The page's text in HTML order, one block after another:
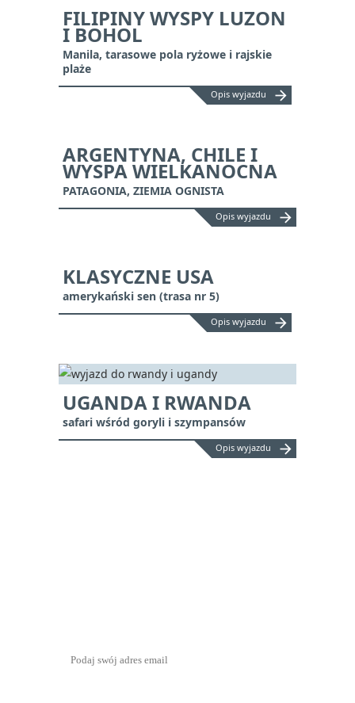
FILIPINY WYSPY LUZON
I BOHOL
Manila, tarasowe pola ryżowe i rajskie
plaże
Opis wyjazdu arrow_forward
ARGENTYNA, CHILE I
WYSPA WIELKANOCNA
PATAGONIA, ZIEMIA OGNISTA
Opis wyjazdu arrow_forward
KLASYCZNE USA
amerykański sen (trasa nr 5)
Opis wyjazdu arrow_forward
UGANDA I RWANDA
safari wśród goryli i szympansów
Opis wyjazdu arrow_forward